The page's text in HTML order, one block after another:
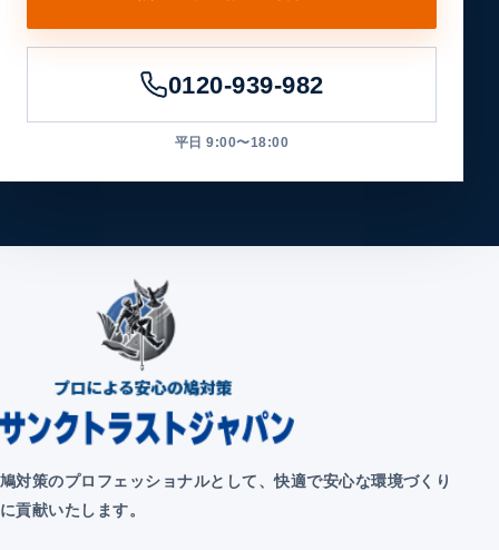
0120-939-982
平日 9:00〜18:00
鳩対策のプロフェッショナルとして、快適で安心な環境づくり
に貢献いたします。